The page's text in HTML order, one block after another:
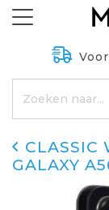
CLASSIC
GALAXY